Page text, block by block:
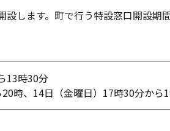
します。町で行う特設窓口開設期
13時30分
時、14日（金曜日）17時30分から